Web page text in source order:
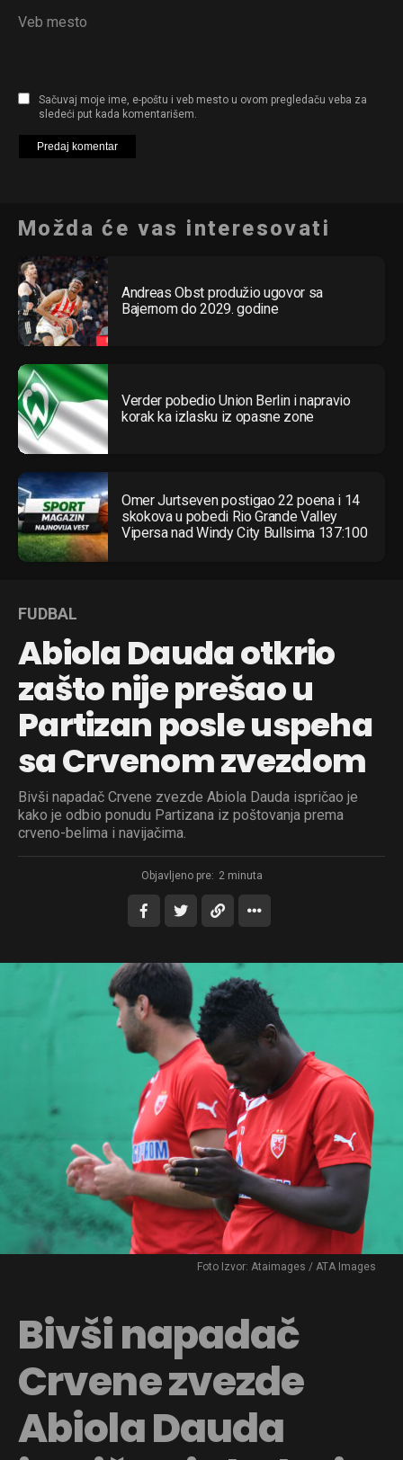
Veb mesto
Sačuvaj moje ime, e-poštu i veb mesto u ovom pregledaču veba za
sledeći put kada komentarišem.
Možda će vas interesovati
Andreas Obst produžio ugovor sa
Bajernom do 2029. godine
Verder pobedio Union Berlin i napravio
korak ka izlasku iz opasne zone
Omer Jurtseven postigao 22 poena i 14
skokova u pobedi Rio Grande Valley
Vipersa nad Windy City Bullsima 137:100
FUDBAL
Abiola Dauda otkrio
zašto nije prešao u
Partizan posle uspeha
sa Crvenom zvezdom
Bivši napadač Crvene zvezde Abiola Dauda ispričao je
kako je odbio ponudu Partizana iz poštovanja prema
crveno-belima i navijačima.
Objavljeno pre: 2 minuta
Foto Izvor: Ataimages / ATA Images
Bivši napadač
Crvene zvezde
Abiola Dauda